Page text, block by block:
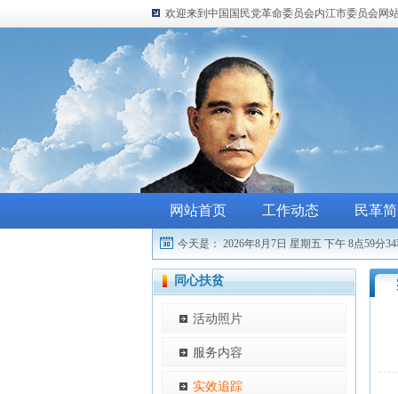
欢迎来到中国国民党革命委员会内江市委员会网
网站首页 工作动态 民革
今天是： 2026年8月7日 星期五 下午 8点59分
同心扶贫
活动照片
服务内容
实效追踪